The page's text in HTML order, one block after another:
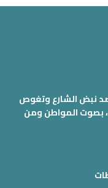
نبض الشارع وتغوص
بصوت المواطن ومن